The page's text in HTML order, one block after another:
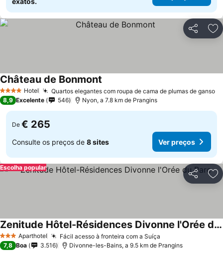
Partilhar
4 EstrelasHotel Quartos elegantes com roupa de cama de plumas de ganso
Château de Bonmont
8,9 Excelente 546 Nyon, a 7.8 km de Prangins
De € 265
Consulte os preços de 8 sites Ver preços
Partilhar
Escolha popular
3 EstrelasAparthotel Fácil acesso à fronteira com a Suíça
Zenitude Hôtel-Résidences Divonne l'Orée du Parc
Ver preços
7,8 Boa 3.516 Divonne-les-Bains, a 9.5 km de Prangins